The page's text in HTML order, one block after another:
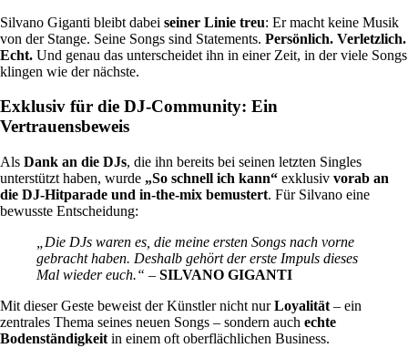
Silvano Giganti bleibt dabei seiner Linie treu: Er macht keine Musik
von der Stange. Seine Songs sind Statements. Persönlich. Verletzlich.
Echt. Und genau das unterscheidet ihn in einer Zeit, in der viele Songs
klingen wie der nächste.
Exklusiv für die DJ-Community: Ein
Vertrauensbeweis
Als Dank an die DJs, die ihn bereits bei seinen letzten Singles
unterstützt haben, wurde „So schnell ich kann“ exklusiv vorab an
die DJ-Hitparade und in-the-mix bemustert. Für Silvano eine
bewusste Entscheidung:
„Die DJs waren es, die meine ersten Songs nach vorne
gebracht haben. Deshalb gehört der erste Impuls dieses
Mal wieder euch.“ – SILVANO GIGANTI
Mit dieser Geste beweist der Künstler nicht nurLoyalität – ein
zentrales Thema seines neuen Songs – sondern auch echte
Bodenständigkeit in einem oft oberflächlichen Business.